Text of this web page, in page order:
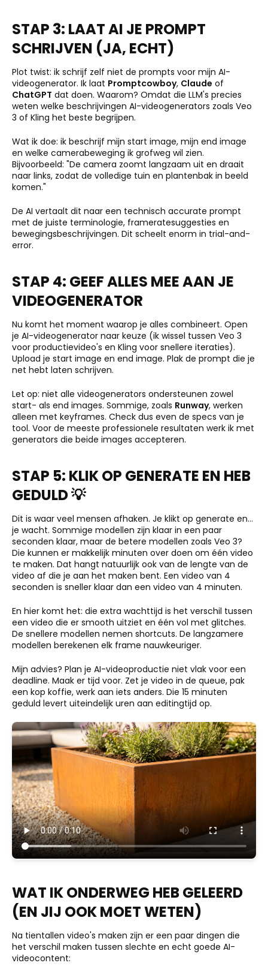
STAP 3: LAAT AI JE PROMPT
SCHRIJVEN (JA, ECHT)
Plot twist: ik schrijf zelf niet de prompts voor mijn AI-
videogenerator. Ik laat Promptcowboy, Claude of
ChatGPT dat doen. Waarom? Omdat die LLM's precies
weten welke beschrijvingen AI-videogenerators zoals Veo
3 of Kling het beste begrijpen.
Wat ik doe: ik beschrijf mijn start image, mijn end image
en welke camerabeweging ik grofweg wil zien.
Bijvoorbeeld: "De camera zoomt langzaam uit en draait
naar links, zodat de volledige tuin en plantenbak in beeld
komen."
De AI vertaalt dit naar een technisch accurate prompt
met de juiste terminologie, frameratesuggesties en
bewegingsbeschrijvingen. Dit scheelt enorm in trial-and-
error.
STAP 4: GEEF ALLES MEE AAN JE
VIDEOGENERATOR
Nu komt het moment waarop je alles combineert. Open
je AI-videogenerator naar keuze (ik wissel tussen Veo 3
voor productievideo's en Kling voor snellere iteraties).
Upload je start image en end image. Plak de prompt die je
net hebt laten schrijven.
Let op: niet alle videogenerators ondersteunen zowel
start- als end images. Sommige, zoals Runway, werken
alleen met keyframes. Check dus even de specs van je
tool. Voor de meeste professionele resultaten werk ik met
generators die beide images accepteren.
STAP 5: KLIK OP GENERATE EN HEB
GEDULD 💡
Dit is waar veel mensen afhaken. Je klikt op generate en...
je wacht. Sommige modellen zijn klaar in een paar
seconden klaar, maar de betere modellen zoals Veo 3?
Die kunnen er makkelijk minuten over doen om één video
te maken. Dat hangt natuurlijk ook van de lengte van de
video af die je aan het maken bent. Een video van 4
seconden is sneller klaar dan een video van 4 minuten.
En hier komt het: die extra wachttijd is het verschil tussen
een video die er smooth uitziet en één vol met glitches.
De snellere modellen nemen shortcuts. De langzamere
modellen berekenen elk frame nauwkeuriger.
Mijn advies? Plan je AI-videoproductie niet vlak voor een
deadline. Maak er tijd voor. Zet je video in de queue, pak
een kop koffie, werk aan iets anders. Die 15 minuten
geduld levert uiteindelijk uren aan editingtijd op.
WAT IK ONDERWEG HEB GELEERD
(EN JIJ OOK MOET WETEN)
Na tientallen video's maken zijn er een paar dingen die
het verschil maken tussen slechte en echt goede AI-
videocontent: